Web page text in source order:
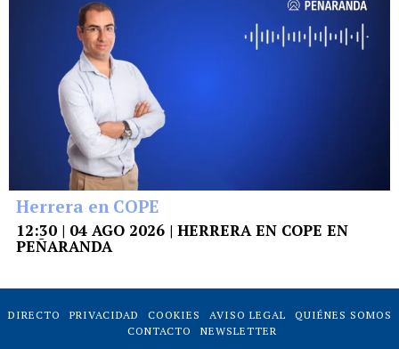
Herrera en COPE
12:30 | 04 AGO 2026 | HERRERA EN COPE EN
PEÑARANDA
DIRECTO PRIVACIDAD COOKIES AVISO LEGAL
QUIÉNES SOMOS
CONTACTO
NEWSLETTER